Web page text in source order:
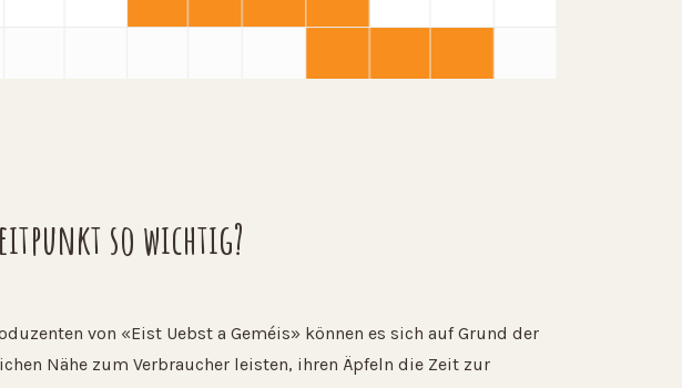
so wichtig?
von «Eist Uebst a Geméis» können es sich auf Grund der
Nähe zum Verbraucher leisten, ihren Äpfeln die Zeit zur